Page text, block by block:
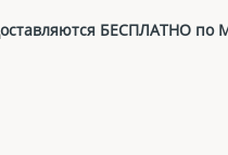
БЕСПЛАТНО